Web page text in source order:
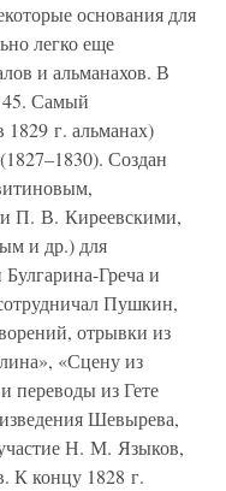
основания для
легко еще
и альманахов. В
45. Самый
г. альманах)
Создан
П. В. Киреевскими,
и др.) для
Греча и
Пушкин,
отрывки из
«Сцену из
переводы из Гете
Шевырева,
Н. М. Языков,
К концу 1828 г.